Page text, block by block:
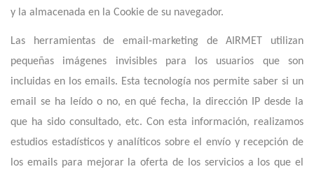
y la almacenada en la Cookie de su navegador.
Las herramientas de email-marketing de AIRMET utilizan
pequeñas imágenes invisibles para los usuarios que son
incluidas en los emails. Esta tecnología nos permite saber si un
email se ha leído o no, en qué fecha, la dirección IP desde la
que ha sido consultado, etc. Con esta información, realizamos
estudios estadísticos y analíticos sobre el envío y recepción de
los emails para mejorar la oferta de los servicios a los que el